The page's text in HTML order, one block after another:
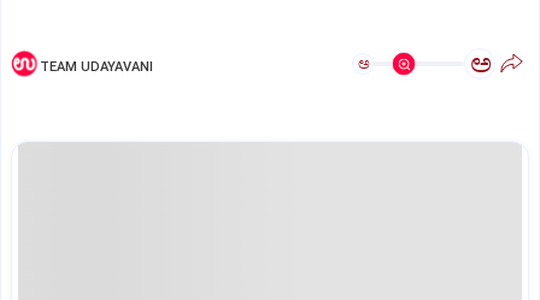
TEAM UDAYAVANI ಅ ಅ